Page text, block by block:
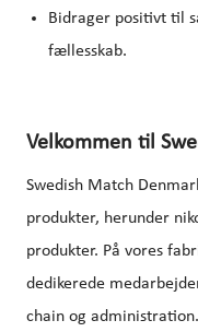
Bidrager positivt til
fællesskab.
Velkommen til
Swedish Match
produkter, herunder
produkter. På vores
dedikerede
chain og administration.